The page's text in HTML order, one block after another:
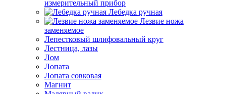
измерительный прибор
Лебедка ручная
Лезвие ножа
заменяемое
Лепестковый шлифовальный круг
Лестница, лазы
Лом
Лопата
Лопата совковая
Магнит